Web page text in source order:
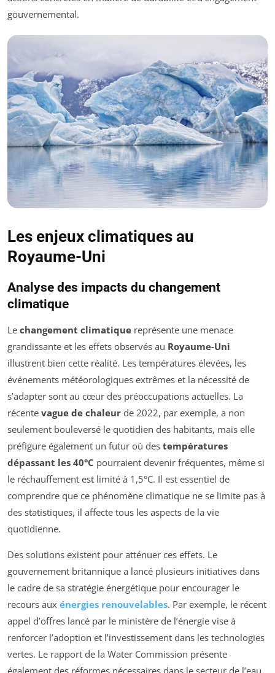
gouvernemental.
Les enjeux climatiques au
Royaume-Uni
Analyse des impacts du changement
climatique
Le changement climatique représente une menace
grandissante et les effets observés au Royaume-Uni
illustrent bien cette réalité. Les températures élevées, les
événements météorologiques extrêmes et la nécessité de
s’adapter sont au cœur des préoccupations actuelles. La
récente vague de chaleur de 2022, par exemple, a non
seulement bouleversé le quotidien des habitants, mais elle
préfigure également un futur où des températures
dépassant les 40°C pourraient devenir fréquentes, même si
le réchauffement est limité à 1,5°C. Il est essentiel de
comprendre que ce phénomène climatique ne se limite pas à
des statistiques, il affecte tous les aspects de la vie
quotidienne.
Des solutions existent pour atténuer ces effets. Le
gouvernement britannique a lancé plusieurs initiatives dans
le cadre de sa stratégie énergétique pour encourager le
recours aux énergies renouvelables. Par exemple, le récent
appel d’offres lancé par le ministère de l’énergie vise à
renforcer l’adoption et l’investissement dans les technologies
vertes. Le rapport de la Water Commission présente